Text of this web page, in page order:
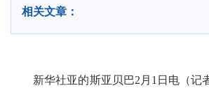
相关文章：
新华社亚的斯亚贝巴2月1日电（记